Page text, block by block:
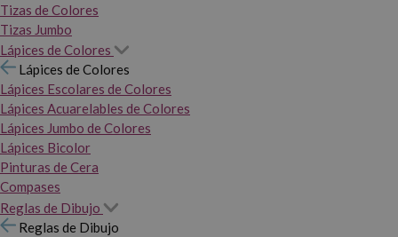
Tizas de Colores
Tizas Jumbo
Lápices de Colores
Lápices de Colores
Lápices Escolares de Colores
Lápices Acuarelables de Colores
Lápices Jumbo de Colores
Lápices Bicolor
Pinturas de Cera
Compases
Reglas de Dibujo
Reglas de Dibujo